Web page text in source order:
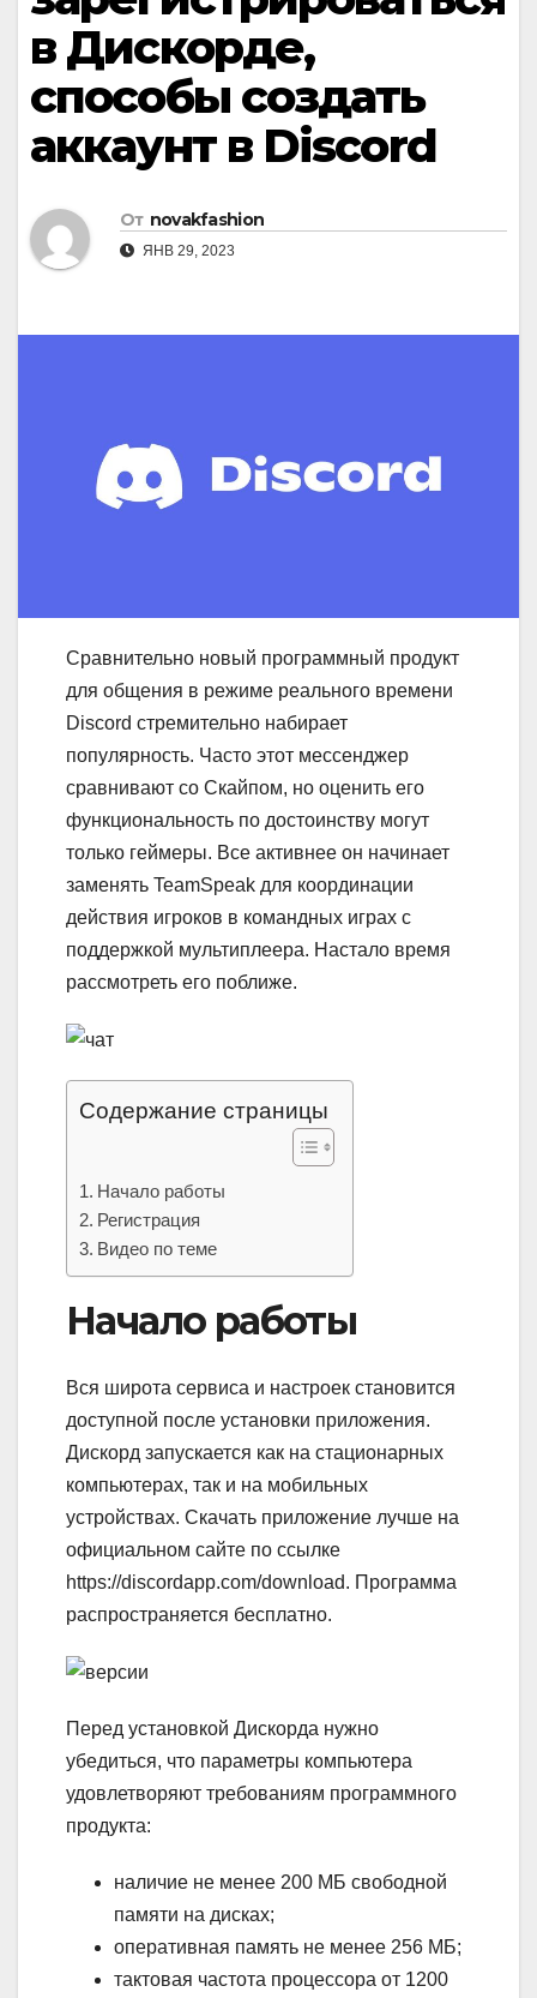
в Дискорде,
способы создать
аккаунт в Discord
От novakfashion
ЯНВ 29, 2023
Сравнительно новый программный продукт
для общения в режиме реального времени
Discord стремительно набирает
популярность. Часто этот мессенджер
сравнивают со Скайпом, но оценить его
функциональность по достоинству могут
только геймеры. Все активнее он начинает
заменять TeamSpeak для координации
действия игроков в командных играх с
поддержкой мультиплеера. Настало время
рассмотреть его поближе.
Содержание страницы
Начало работы
Регистрация
Видео по теме
Начало работы
Вся широта сервиса и настроек становится
доступной после установки приложения.
Дискорд запускается как на стационарных
компьютерах, так и на мобильных
устройствах. Скачать приложение лучше на
официальном сайте по ссылке
https://discordapp.com/download. Программа
распространяется бесплатно.
Перед установкой Дискорда нужно
убедиться, что параметры компьютера
удовлетворяют требованиям программного
продукта:
наличие не менее 200 МБ свободной
памяти на дисках;
оперативная память не менее 256 МБ;
тактовая частота процессора от 1200